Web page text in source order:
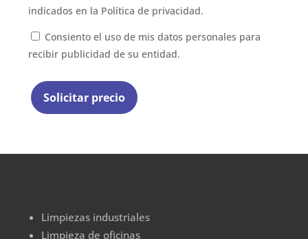
indicados en la Política de privacidad.
Consiento el uso de mis datos personales para
recibir publicidad de su entidad.
Limpiezas industriales
Limpieza de oficinas